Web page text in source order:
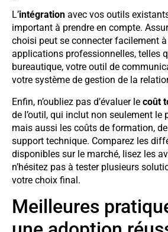
L’intégration avec vos outils
important à prendre en compte.
choisi peut se connecter facilement
applications professionnelles, telles
bureautique, votre outil de
votre système de gestion de la
Enfin, n’oubliez pas d’évaluer le coût
de l’outil, qui inclut non seulement le
mais aussi les coûts de formation,
support technique. Comparez les
disponibles sur le marché, lisez les
n’hésitez pas à tester plusieurs
votre choix final.
Meilleures